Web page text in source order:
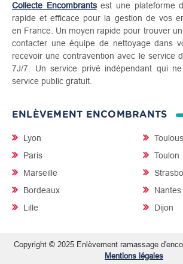
Collecte Encombrantsest une plateforme
rapide et efficace pour la gestion de vos
en France. Un moyen rapide pour trouver
contacter une équipe de nettoyage dans
recevoir une contravention avec le service
7J/7. Un service privé indépendant qui
service public gratuit.
ENLÈVEMENT ENCOMBRANTS
Lyon
Paris
Marseille
Bordeaux
Lille
Toulon
Nantes
Dijon
Copyright © 2025 Enlèvement ramassage
Mentions légales